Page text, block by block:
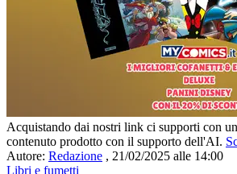
Acquistando dai nostri link ci supporti con
contenuto prodotto con il supporto dell'AI.
Autore: Redazione , 21/02/2025 alle 14:00
Libri e fumetti